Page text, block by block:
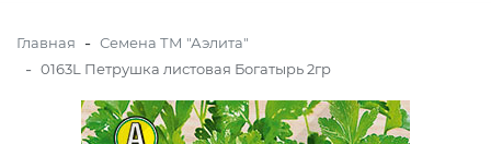
Главная - Семена ТМ "Аэлита"
- 0163L Петрушка листовая Богатырь 2гр